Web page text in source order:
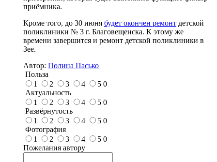
приёмника.
Кроме того, до 30 июня будет окончен ремонт детской
поликлиники № 3 г. Благовещенска. К этому же
времени завершится и ремонт детской поликлиники в
Зее.
Автор: Полина Пасько
Польза
1
2 3 4 5 0
Актуальность
1
2 3 4 5 0
Развёрнутость
1
2 3 4 5 0
Фотография
1
2 3 4 5 0
Пожелания автору